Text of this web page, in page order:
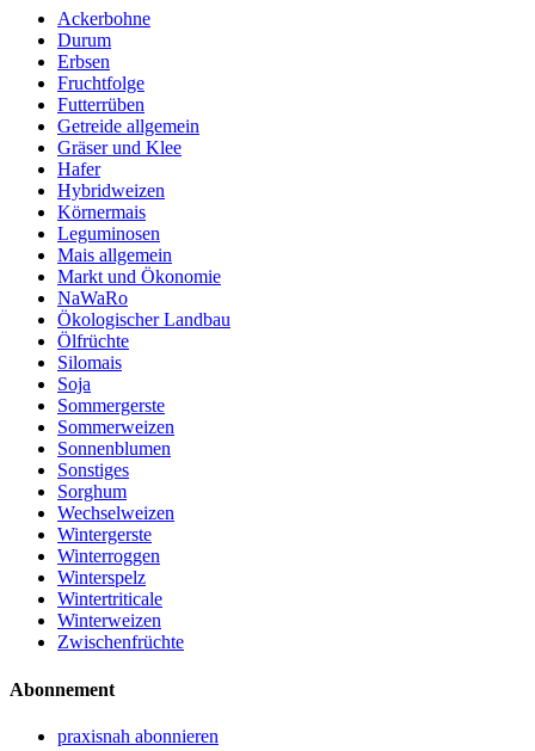
Ackerbohne
Durum
Erbsen
Fruchtfolge
Futterrüben
Getreide allgemein
Gräser und Klee
Hafer
Hybridweizen
Körnermais
Leguminosen
Mais allgemein
Markt und Ökonomie
NaWaRo
Ökologischer Landbau
Ölfrüchte
Silomais
Soja
Sommergerste
Sommerweizen
Sonnenblumen
Sonstiges
Sorghum
Wechselweizen
Wintergerste
Winterroggen
Winterspelz
Wintertriticale
Winterweizen
Zwischenfrüchte
Abonnement
praxisnah abonnieren